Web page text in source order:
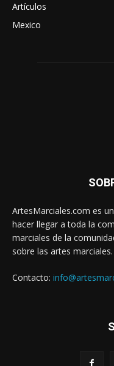
Artículos
Mexico
ArtesMarciales.com es
hacer llegar a toda la
marciales de la
sobre las artes marciales.
Contacto: